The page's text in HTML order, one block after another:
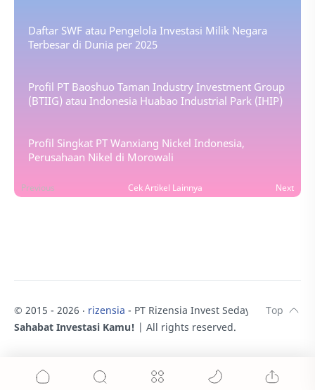
Daftar SWF atau Pengelola Investasi Milik Negara
Terbesar di Dunia per 2025
Profil PT Baoshuo Taman Industry Investment Group
(BTIIG) atau Indonesia Huabao Industrial Park (IHIP)
Profil Singkat PT Wanxiang Nickel Indonesia,
Perusahaan Nikel di Morowali
Previous Next
Cek Artikel Lainnya
© 2015 - 2026 ‧ rizensia - PT Rizensia Invest Sedaya.
Sahabat Investasi Kamu! | All rights reserved.